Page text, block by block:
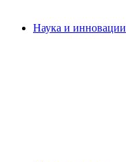
Наука и инновации